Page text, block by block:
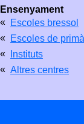
Ensenyament
« Escoles bressol
« Escoles de
«
Instituts
« Altres centres